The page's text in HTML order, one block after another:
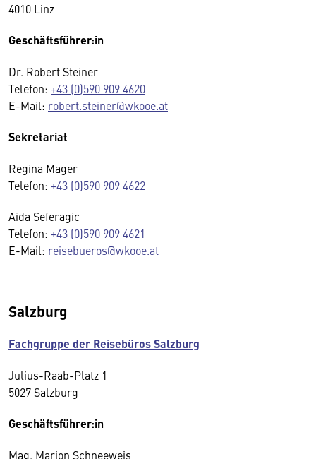
4010 Linz
Geschäftsführer:in
Dr. Robert Steiner
Telefon: +43 (0)590 909 4620
E-Mail: robert.steiner@wkooe.at
Sekretariat
Regina Mager
Telefon: +43 (0)590 909 4622
Aida Seferagic
Telefon: +43 (0)590 909 4621
E-Mail: reisebueros@wkooe.at
Salzburg
Fachgruppe der Reisebüros Salzburg
Julius-Raab-Platz 1
5027 Salzburg
Geschäftsführer:in
Mag. Marion Schneeweis